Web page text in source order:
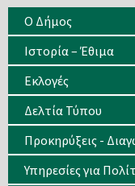
Ο Δήμος
Ιστορία – Έθιμα
Eκλογές
Δελτία Τύπου
Προκηρύξεις -
Υπηρεσίες για